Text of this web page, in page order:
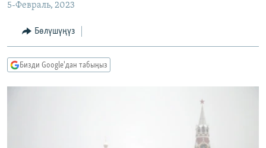
БҮГҮН АЗАТТЫКТА
ЭКСПЕРТТЕР ТАЛДАЙТ
ДАНИСТЕ
ПОДКАСТ
ӨЗГӨЧӨ ПИКИР
Русский
5-Февраль, 2023
Бөлүшүңүз
Бизди Google'дан табыңыз